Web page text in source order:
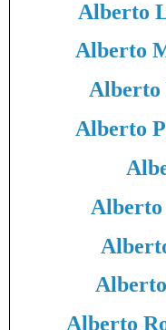
Alberto
Alberto
Alberto
Alberto
Alberto
Alberto